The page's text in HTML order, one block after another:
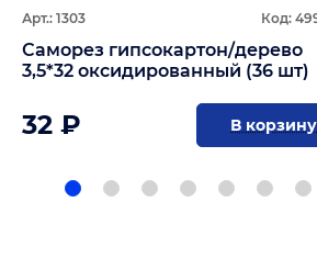
Арт.: 1303 Код:
Саморез гипсокартон/дерево
3,5*32 оксидированный (36 шт)
32 ₽ В корзину